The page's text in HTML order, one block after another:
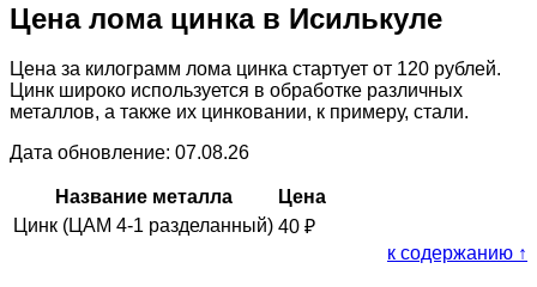
Цена лома цинка в Исилькуле
Цена за килограмм лома цинка стартует от 120 рублей.
Цинк широко используется в обработке различных
металлов, а также их цинковании, к примеру, стали.
Дата обновление: 07.08.26
Название металла
Цена
Цинк (ЦАМ 4-1 разделанный) 40 ₽
к содержанию ↑